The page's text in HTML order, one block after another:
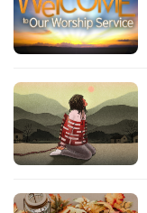
题
讲
座
赞
美
敬
拜